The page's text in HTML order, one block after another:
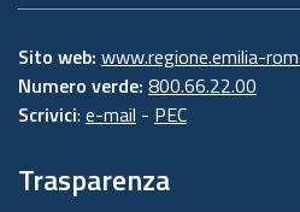
Sito web: www.regione.emilia-
Numero verde: 800.66.22.00
Scrivici: e-mail - PEC
Trasparenza